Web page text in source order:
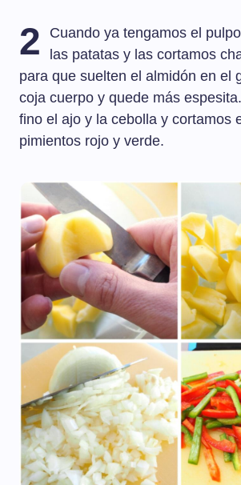
2
Cuando ya tengamos el
las patatas y las cortamos
para que suelten el almidón en el
coja cuerpo y quede más
fino el ajo y la cebolla y cortamos
pimientos rojo y verde.